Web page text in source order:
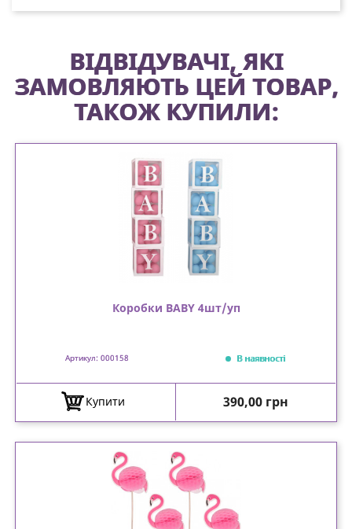
ВІДВІДУВАЧІ, ЯКІ
ЗАМОВЛЯЮТЬ ЦЕЙ ТОВАР,
ТАКОЖ КУПИЛИ:
Коробки BABY 4шт/уп
Артикул: 000158 В наявності
Купити Ціна
390,00 грн